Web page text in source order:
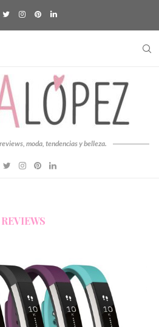
moda, tendencias y belleza.
REVIEWS